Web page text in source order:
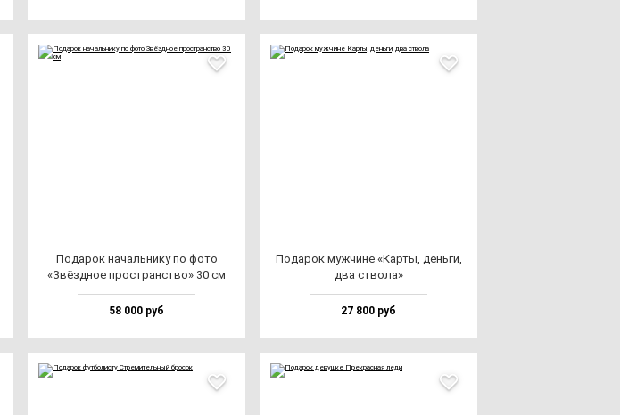
Пода­рок на­чаль­ни­ку по фо­то
«Звёз­дное прос­транс­тво» 30 см
58 000 руб
Пода­рок муж­чи­не «Кар­ты, день­ги,
два ство­ла»
27 800 руб